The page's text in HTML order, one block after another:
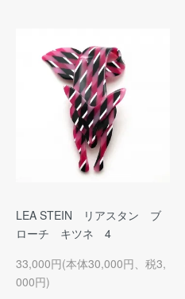
LEA STEIN リアスタン ブ
ローチ キツネ 4
33,000円(本体30,000円、税3,
000円)